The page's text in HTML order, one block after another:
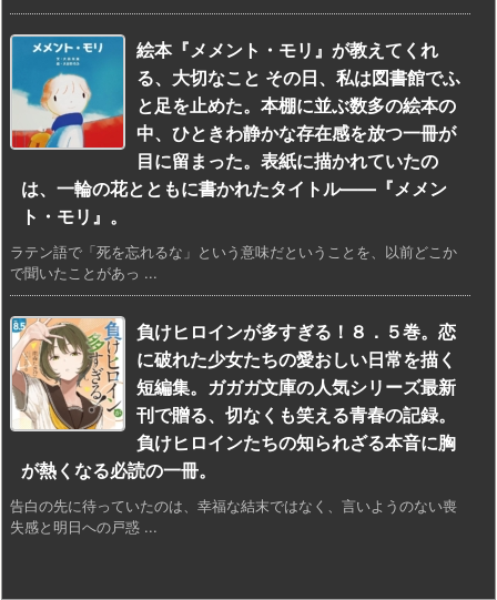
絵本『メメント・モリ』が教えてくれ
る、大切なこと その日、私は図書館でふ
と足を止めた。本棚に並ぶ数多の絵本の
中、ひときわ静かな存在感を放つ一冊が
目に留まった。表紙に描かれていたの
は、一輪の花とともに書かれたタイトル——『メメン
ト・モリ』。
ラテン語で「死を忘れるな」という意味だということを、以前どこか
で聞いたことがあっ ...
負けヒロインが多すぎる！８．５巻。恋
に破れた少女たちの愛おしい日常を描く
短編集。ガガガ文庫の人気シリーズ最新
刊で贈る、切なくも笑える青春の記録。
負けヒロインたちの知られざる本音に胸
が熱くなる必読の一冊。
告白の先に待っていたのは、幸福な結末ではなく、言いようのない喪
失感と明日への戸惑 ...